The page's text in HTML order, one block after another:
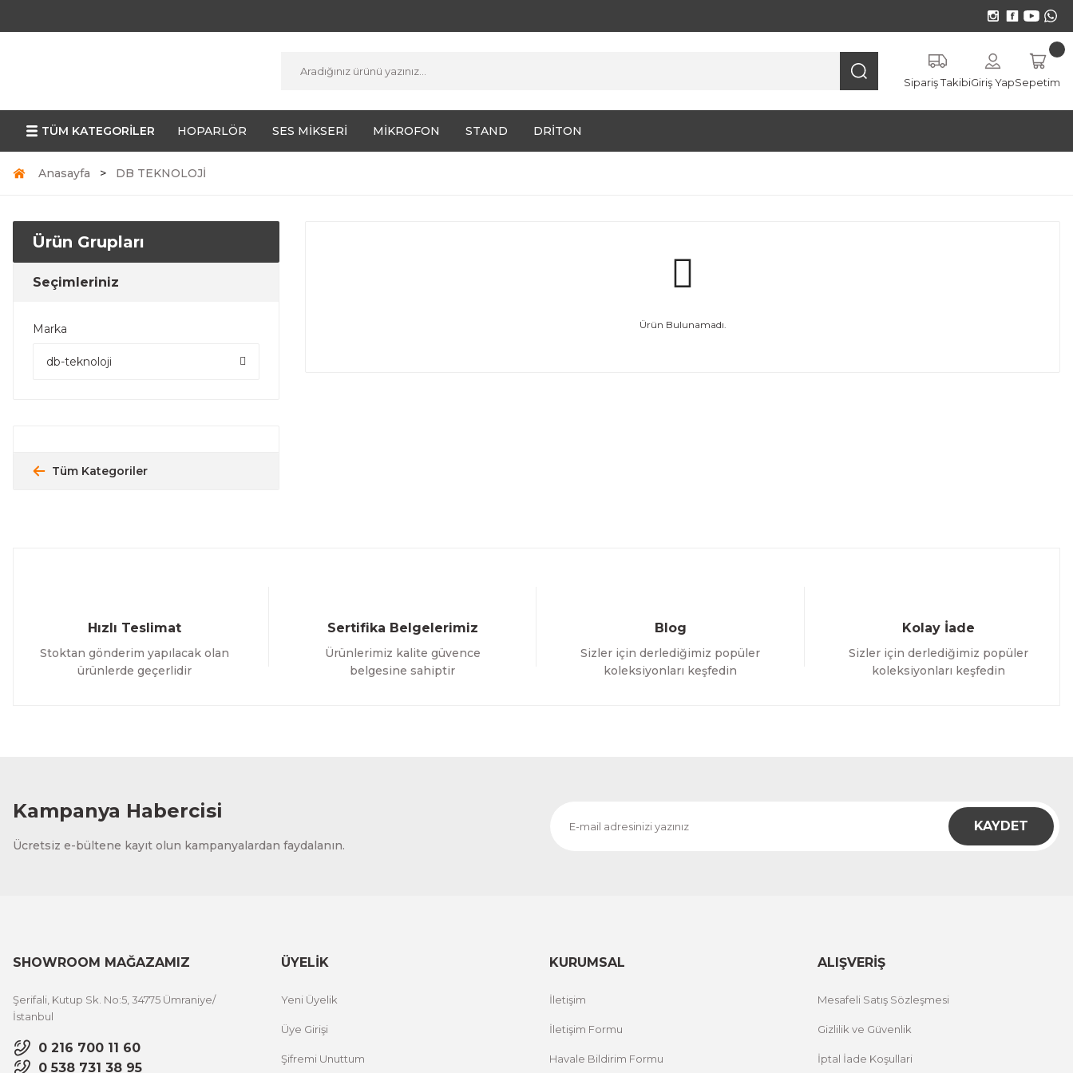
Sipariş TakibiGiriş YapSepetim
TÜM KATEGORİLER HOPARLÖR SES MİKSERİ MİKROFON STAND DRİTON
Anasayfa DB TEKNOLOJİ
Ürün Grupları
Seçimleriniz
Marka
db-teknoloji
Tüm Kategoriler
Ürün Bulunamadı.
Hızlı Teslimat
Stoktan gönderim yapılacak olan
ürünlerde geçerlidir
Sertifika Belgelerimiz
Ürünlerimiz kalite güvence
belgesine sahiptir
Blog
Sizler için derlediğimiz popüler
koleksiyonları keşfedin
Kolay İade
Sizler için derlediğimiz popüler
koleksiyonları keşfedin
Kampanya Habercisi
Ücretsiz e-bültene kayıt olun kampanyalardan faydalanın.
KAYDET
SHOWROOM MAĞAZAMIZ
Şerifali, Kutup Sk. No:5, 34775 Ümraniye/
İstanbul
0 216 700 11 60
0 538 731 38 95
ÜYELİK
Yeni Üyelik
Üye Girişi
Şifremi Unuttum
KURUMSAL
İletişim
İletişim Formu
Havale Bildirim Formu
ALIŞVERİŞ
Mesafeli Satış Sözleşmesi
Gizlilik ve Güvenlik
İptal İade Koşullari